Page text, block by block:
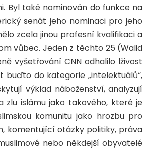
Byl také nominován do funkce na
senát jeho nominaci pro jeho
zcela jinou profesní kvalifikaci a
vůbec. Jeden z těchto 25 (Walid
vyšetřování CNN odhalilo lživost
buďto do kategorie „intelektuálů“,
výklad náboženství, analyzují
islámu jako takového, které je
komunitu jako hrozbu pro
komentující otázky politiky, práva
nebo někdejší obyvatelé